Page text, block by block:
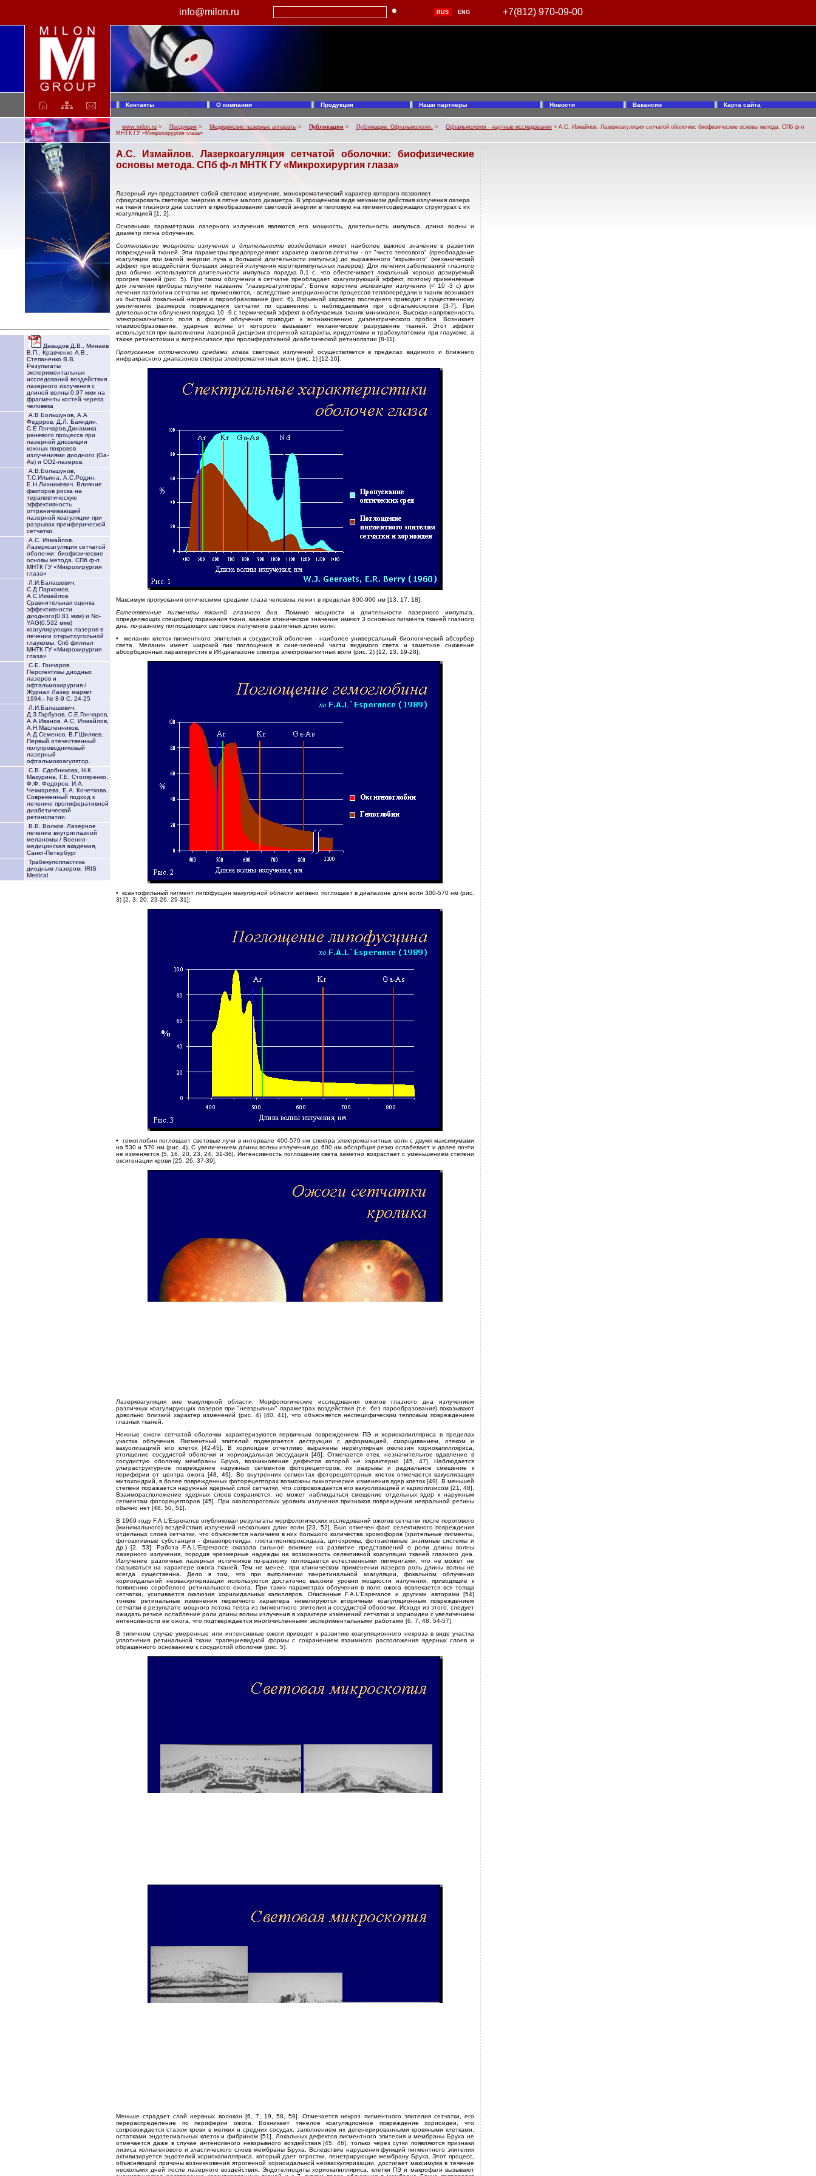
info@milon.ru RUS ENG +7(812) 970-09-00
Контакты О компании Продукция Наши партнеры Новости Вакансии Карта сайта
www.milon.ru > Продукция > Медицинские лазерные аппараты > Публикации > Публикации. Офтальмология. > Офтальмология - научные исследования > А.С. Измайлов. Лазеркоагуляция сетчатой оболочки: биофизические основы метода. СПб ф-л
МНТК ГУ «Микрохирургия глаза»
Давыдов Д.В., Минаев
В.П., Кравченко А.В.,
Степаненко В.В.
Результаты
экспериментальных
исследований воздействия
лазерного излучения с
длиной волны 0,97 мкм на
фрагменты костей черепа
человека
А.В Большунов, А.А
Федоров, Д.Л. Баяндин,
С.Е Гончаров.Динамика
раневого процесса при
лазерной диссекции
кожных покровов
излучениями диодного (Ga-
As) и СО2-лазеров.
А.В.Большунов,
Т.С.Ильина, А.С.Родин,
Е.Н.Лихникевич. Влияние
факторов риска на
терапевтическую
эффективность
отграничивающей
лазерной коагуляции при
разрывах преиферической
сетчатки.
А.С. Измайлов.
Лазеркоагуляция сетчатой
оболочки: биофизические
основы метода. СПб ф-л
МНТК ГУ «Микрохирургия
глаза»
Л.И.Балашевич,
С.Д.Пархомов,
А.С.Измайлов.
Сравнительная оценка
эффективности
диодного(0.81 мкм) и Nd-
YAG(0,532 мкм)
коагулирующих лазеров в
лечении открытоугольной
глаукомы. Спб филиал
МНТК ГУ «Микрохирургия
глаза»
С.Е. Гончаров.
Перспективы диодных
лазеров и
офтальмохирургия /
Журнал Лазер маркет
1994.- № 8-9 С. 24-25
Л.И.Балашевич,
Д.З.Гарбузов, С.Е.Гончаров,
А.А.Иванов, А.С. Измайлов,
А.Н.Масленников,
А.Д.Семенов, В.Г.Шиляев.
Первый отечественный
полупроводниковый
лазерный
офтальмокоагулятор.
С.В. Сдобникова, Н.К.
Мазурина, Г.Е. Столяренко,
Ф.Ф. Федоров, И.А.
Чекмарева, Е.А. Кочеткова.
Современный подход к
лечению пролиферативной
диабетической
ретинопатии.
В.В. Волков. Лазерное
лечение внутриглазной
меланомы / Военно-
медицинская академия,
Санкт-Петербург
Трабекулопластика
диодным лазером. IRIS
Medical
А.С. Измайлов. Лазеркоагуляция сетчатой оболочки: биофизические
основы метода. СПб ф-л МНТК ГУ «Микрохирургия глаза»
Лазерный луч представляет собой световое излучение, монохроматический характер которого позволяет
сфокусировать световую энергию в пятне малого диаметра. B упрощенном виде механизм действия излучения лазера
на ткани глазного дна состоит в преобразовании световой энергии в тепловую на пигментсодержащих структурах с их
коагуляцией [1, 2].
Основными параметрами лазерного излучения являются его мощность, длительность импульса, длина волны и
диаметр пятна облучения.
Соотношение мощности излучения и длительности воздействияимеет наиболее важное значение в развитии
повреждений тканей. Эти параметры предопределяют характер ожогов сетчатки - от "чисто теплового" (преобладание
коагуляции при малой энергии луча и большой длительности импульса) до выраженного "взрывного" (механический
эффект при воздействии больших энергий излучения короткоимпульсных лазеров). Для лечения заболеваний глазного
дна обычно используются длительности импульса порядка 0,1 с, что обеспечивает локальный хорошо дозируемый
прогрев тканей (рис. 5). При таком облучении в сетчатке преобладает коагулирующий эффект, поэтому применяемые
для лечения приборы получили название "лазеркоагуляторы". Более короткие экспозиции излучения (< 10 -3 с) для
лечения патологии сетчатки не применяются, - вследствие инерционности процессов теплопередачи в тканях возникает
их быстрый локальный нагрев и парообразование (рис. 6). Взрывной характер последнего приводит к существенному
увеличению размеров повреждения сетчатки по сравнению с наблюдаемыми при офтальмоскопии [3-7]. При
длительности облучения порядка 10 -9 с термический эффект в облучаемых тканях минимален. Высокая напряженность
электромагнитного поля в фокусе облучения приводит к возникновению диэлектрического пробоя. Возникает
плазмообразование, ударные волны от которого вызывают механическое разрушение тканей. Этот эффект
используется при выполнении лазерной дисцизии вторичной катаракты, иридотомии и трабекулотомии при глаукоме, а
также ретинотомии и витреолизисе при пролиферативной диабетической ретинопатии [8-11].
Пропускание оптическими средами глаза световых излучений осуществляется в пределах видимого и ближнего
инфракрасного диапазонов спектра электромагнитных волн (рис. 1) [12-16].
Максимум пропускания оптическими средами глаза человека лежит в пределах 800-900 нм [13, 17, 18].
Естественные пигменты тканей глазного дна. Помимо мощности и длительности лазерного импульса,
определяющих специфику поражения ткани, важное клиническое значение имеют 3 основных пигмента тканей глазного
дна, по-разному поглощающих световое излучение различных длин волн:
• меланин клеток пигментного эпителия и сосудистой оболочки - наиболее универсальный биологический абсорбер
света. Меланин имеет широкий пик поглощения в сине-зеленой части видимого света и заметное снижение
абсорбционных характеристик в ИК-диапазоне спектра электромагнитных волн (рис. 2) [12, 13, 19-28];
• ксантофильный пигмент липофусцин макулярной области активно поглощает в диапазоне длин волн 300-570 нм (рис.
3) [2, 3, 20, 23-26, 29-31];
• гемоглобин поглощает световые лучи в интервале 400-570 нм спектра электромагнитных волн с двумя максимумами
на 530 и 570 нм (рис. 4). С увеличением длины волны излучения до 600 нм абсорбция резко ослабевает и далее почти
не изменяется [5, 16, 20, 23, 24, 31-36]. Интенсивность поглощения света заметно возрастает с уменьшением степени
оксигенации крови [25, 26, 37-39].
Лазеркоагуляция вне макулярной области. Морфологические исследования ожогов глазного дна излучением
различных коагулирующих лазеров при "невзрывных" параметрах воздействия (т.е. без парообразования) показывают
довольно близкий характер изменений (рис. 4) [40, 41], что объясняется неспецифическим тепловым повреждением
глазных тканей.
Нежные ожоги сетчатой оболочки характеризуются первичным повреждением ПЭ и хориокапилляриса в пределах
участка облучения. Пигментный эпителий подвергается деструкции с деформацией, сморщиванием, отеком и
вакуолизацией его клеток [42-45]. В хориоидее отчетливо выражены нерегулярная окклюзия хориокапилляриса,
утолщение сосудистой оболочки и хориоидальная экссудация [46]. Отмечается отек, незначительное вдавление в
сосудистую оболочку мембраны Бруха, возникновение дефектов которой не характерно [45, 47]. Наблюдается
ультраструктурное повреждение наружных сегментов фоторецепторов, их разрывы и радиальное смещение к
периферии от центра ожога [48, 49]. Во внутренних сегментах фоторецепторных клеток отмечается вакуолизация
митохондрий, в более поврежденных фоторецепторах возможны пикнотические изменения ядер клеток [49]. В меньшей
степени поражается наружный ядерный слой сетчатки, что сопровождается его вакуолизацией и кариолизисом [21, 48].
Взаиморасположение ядерных слоев сохраняется, но может наблюдаться смещение отдельных ядер к наружным
сегментам фоторецепторов [45]. При околопороговых уровнях излучения признаков повреждения невральной ретины
обычно нет [48, 50, 51].
В 1969 году F.A.L'Esperance опубликовал результаты морфологических исследований ожогов сетчатки после порогового
(минимального) воздействия излучений нескольких длин волн [23, 52]. Был отмечен факт селективного повреждения
отдельных слоев сетчатки, что объясняется наличием в них большого количества хромофоров (зрительные пигменты,
фотоактивные субстанции - флавопротеиды, глютатионпероксидаза, цитохромы, фотоактивные энзимные системы и
др.) [2, 53]. Работа F.A.L'Esperance оказала сильное влияние на развитие представлений о роли длины волны
лазерного излучения, породив чрезмерные надежды на возможность селективной коагуляции тканей глазного дна.
Излучение различных лазерных источников по-разному поглощается естественными пигментами, что не может не
сказываться на характере ожога тканей. Тем не менее, при клиническом применении лазеров роль длины волны не
всегда существенна. Дело в том, что при выполнении панретинальной коагуляции, фокальном облучении
хориоидальной неоваскуляризации используются достаточно высокие уровни мощности излучения, приводящие к
появлению серобелого ретинального ожога. При таких параметрах облучения в поле ожога вовлекается вся толща
сетчатки, усиливается окклюзия хориоидальных капилляров. Описанные F.A.L'Esperance и другими авторами [54]
тонкие ретинальные изменения первичного характера нивелируются вторичным коагуляционным повреждением
сетчатки в результате мощного потока тепла из пигментного эпителия и сосудистой оболочки. Исходя из этого, следует
ожидать резкое ослабление роли длины волны излучения в характере изменений сетчатки и хориоидеи с увеличением
интенсивности ее ожога, что подтверждается многочисленными экспериментальными работами [6, 7, 48, 54-57].
В типичном случае умеренные или интенсивные ожоги приводят к развитию коагуляционного некроза в виде участка
уплотнения ретинальной ткани трапециевидной формы с сохранением взаимного расположения ядерных слоев и
обращенного основанием к сосудистой оболочке (рис. 5).
Меньше страдает слой нервных волокон [6, 7, 19, 58, 59]. Отмечается некроз пигментного эпителия сетчатки, его
перераспределение по периферии ожога. Возникает тяжелое коагуляционное повреждение хориоидеи, что
сопровождается стазом крови в мелких и средних сосудах, заполнением их дегенерированными кровяными клетками,
остатками эндотелиальных клеток и фибрином [51]. Локальных дефектов пигментного эпителия и мембраны Бруха не
отмечается даже в случае интенсивного невзрывного воздействия [45, 46], только через сутки появляются признаки
лизиса коллагенового и эластического слоев мембраны Бруха. Вследствие нарушения функций пигментного эпителия
активизируется эндотелий хориокапилляриса, который дает отростки, пенетрирующие мембрану Бруха. Этот процесс,
объясняющий причины возникновения ятрогенной хориоидальной неоваскуляризации, достигает максимума в течение
нескольких дней после лазерного воздействия. Эндотелиоциты хориокапилляриса, клетки ПЭ и макрофаги вызывают